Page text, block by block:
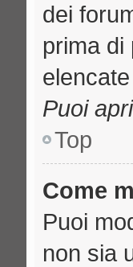
dei
prima di
Puoi
Top
Come
Puoi
non sia